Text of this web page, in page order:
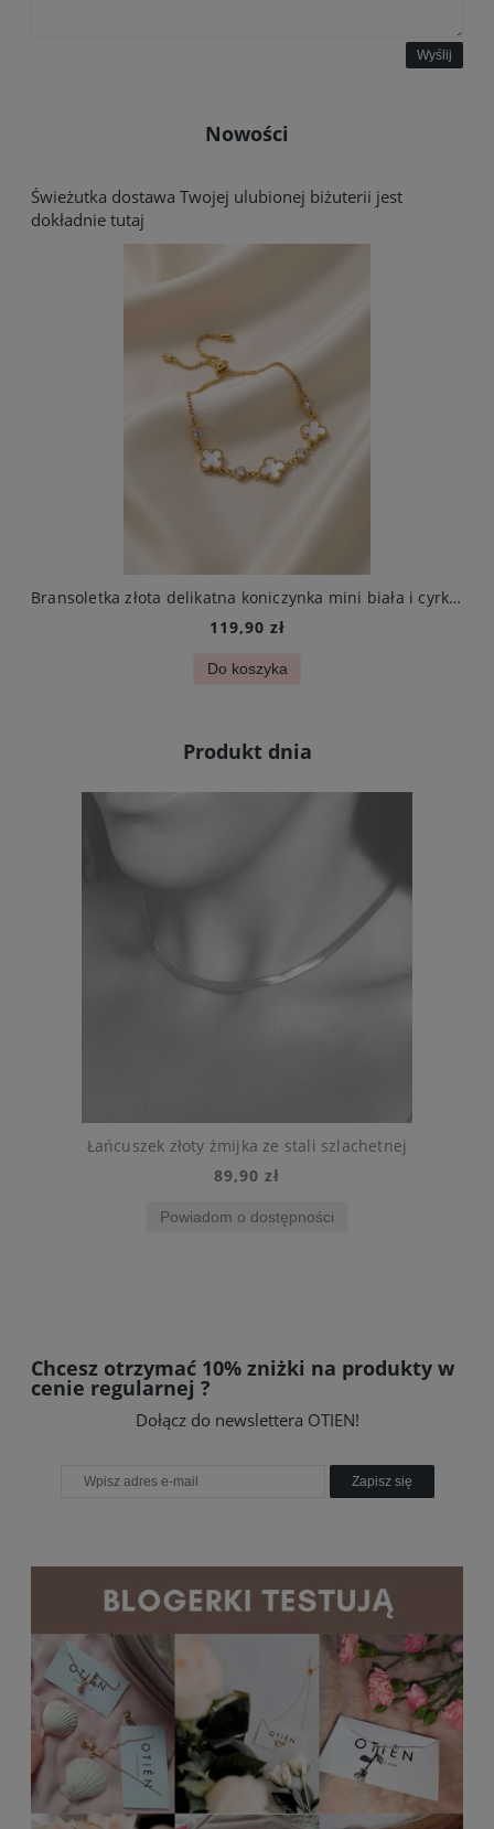
Wyślij
Nowości
Świeżutka dostawa Twojej ulubionej biżuterii jest
dokładnie tutaj
Bransoletka złota delikatna koniczynka mini biała i cyrkonie stal chirurgiczna
119,90 zł
Do koszyka
Produkt dnia
Łańcuszek złoty żmijka ze stali szlachetnej
89,90 zł
Powiadom o dostępności
Chcesz otrzymać 10% zniżki na produkty w
cenie regularnej ?
Dołącz do newslettera OTIEN!
Zapisz się